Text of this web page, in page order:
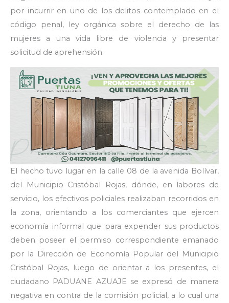
por incurrir en uno de los delitos contemplado en el
código penal, ley orgánica sobre el derecho de las
mujeres a una vida libre de violencia y presentar
solicitud de aprehensión.
El hecho tuvo lugar en la calle 08 de la avenida Bolívar,
del Municipio Cristóbal Rojas, dónde, en labores de
servicio, los efectivos policiales realizaban recorridos en
la zona, orientando a los comerciantes que ejercen
economía informal que para expender sus productos
deben poseer el permiso correspondiente emanado
por la Dirección de Economía Popular del Municipio
Cristóbal Rojas, luego de orientar a los presentes, el
ciudadano PADUANE AZUAJE se expresó de manera
negativa en contra de la comisión policial, a lo cual una